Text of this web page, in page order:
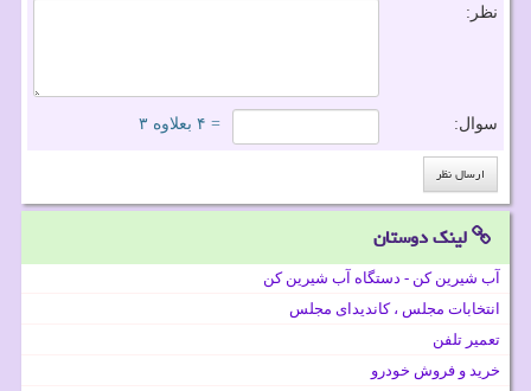
نظر:
سوال: = ۴ بعلاوه ۳
لینک دوستان
آب شیرین کن - دستگاه آب شیرین کن
انتخابات مجلس ، کاندیدای مجلس
تعمیر تلفن
خرید و فروش خودرو